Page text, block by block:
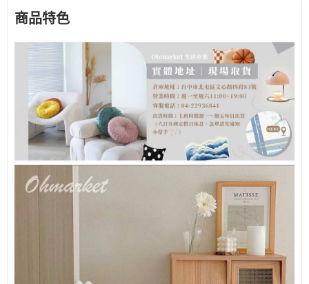
商品特色